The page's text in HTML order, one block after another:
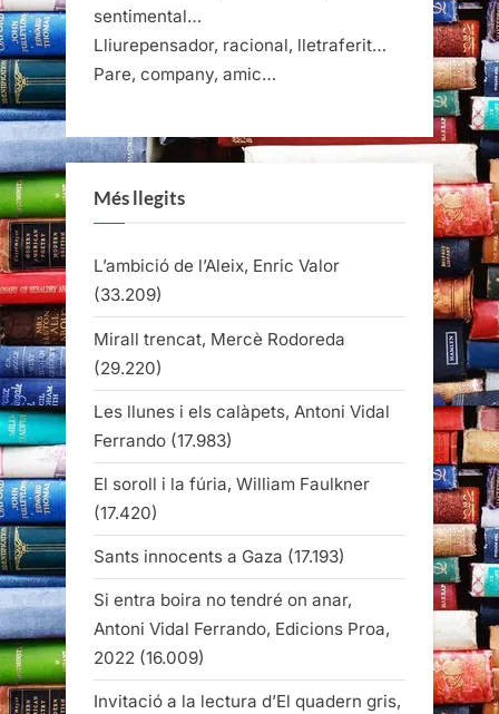
sentimental…
Lliurepensador, racional, lletraferit…
Pare, company, amic…
Més llegits
L’ambició de l’Aleix, Enric Valor
(33.209)
Mirall trencat, Mercè Rodoreda
(29.220)
Les llunes i els calàpets, Antoni Vidal
Ferrando (17.983)
El soroll i la fúria, William Faulkner
(17.420)
Sants innocents a Gaza (17.193)
Si entra boira no tendré on anar,
Antoni Vidal Ferrando, Edicions Proa,
2022 (16.009)
Invitació a la lectura d’El quadern gris,